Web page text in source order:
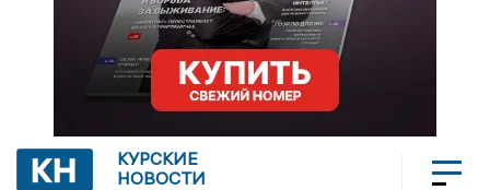
КУРСКИЕ
НОВОСТИ